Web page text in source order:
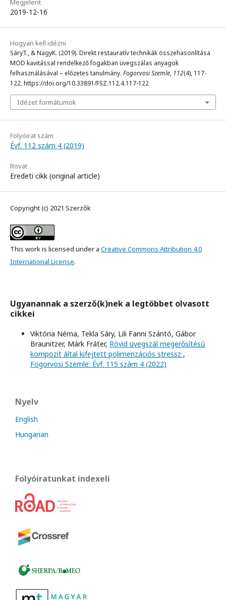
Megjelent
2019-12-16
Hogyan kell idézni
SáryT., & NagyK. (2019). Direkt restauratív technikák összehasonlítása
MOD kavitással rendelkező fogakban üvegszálas anyagok
felhasználásával – előzetes tanulmány. Fogorvosi Szemle, 112(4), 117-
122. https://doi.org/10.33891/FSZ.112.4.117-122
Idézet formátumok
Folyóirat szám
Évf. 112 szám 4 (2019)
Rovat
Eredeti cikk (original article)
Copyright (c) 2021 Szerzők
This work is licensed under a Creative Commons Attribution 4.0
International License.
Ugyanannak a szerző(k)nek a legtöbbet olvasott
cikkei
Viktória Néma, Tekla Sáry, Lili Fanni Szántó, Gábor
Braunitzer, Márk Fráter, Rövid üvegszál megerősítésű
kompozit által kifejtett polimerizációs stressz ,
Fogorvosi Szemle: Évf. 115 szám 4 (2022)
Nyelv
English
Hungarian
Folyóiratunkat indexeli